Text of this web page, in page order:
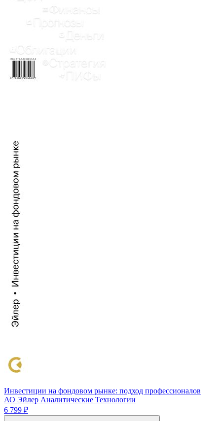
Инвестиции на фондовом рынке: подход профессионалов
АО Эйлер Аналитические Технологии
6 799 ₽